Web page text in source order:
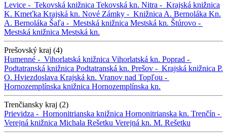
Levice - Tekovská knižnica Tekovská kn. Nitra - Krajská knižnica
K. Kmeťka Krajská kn. Nové Zámky - Knižnica A. Bernoláka Kn.
A. Bernoláka Šaľa - Mestská knižnica Mestská kn. Štúrovo -
Mestská knižnica Mestská kn.
Prešovský kraj (4)
Humenné - Vihorlatská knižnica Vihorlatská kn. Poprad -
Podtatranská knižnica Podtatranská kn. Prešov - Krajská knižnica P.
O. Hviezdoslava Krajská kn. Vranov nad Topľou -
Hornozemplínska knižnica Hornozemplínska kn.
Trenčiansky kraj (2)
Prievidza - Hornonitrianska knižnica Hornonitrianska kn. Trenčín -
Verejná knižnica Michala Rešetku Verejná kn. M. Rešetku